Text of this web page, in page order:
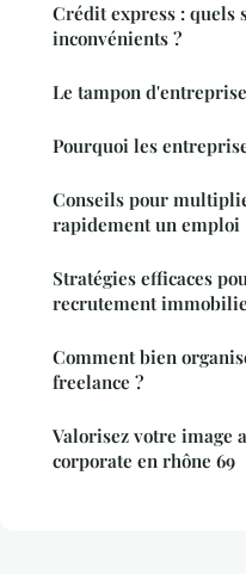
Crédit express : quels
inconvénients ?
Le tampon
Pourquoi les
Conseils pour
rapidement un emploi
Stratégies efficaces
recrutement
Comment bien
freelance ?
Valorisez votre image
corporate en rhône 69